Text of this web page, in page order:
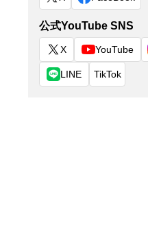
公式YouTube SNS
X YouTube
LINE TikTok